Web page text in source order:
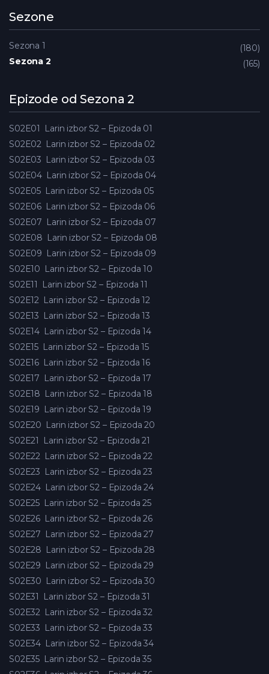
Sezone
Sezona 1
180
Sezona 2
165
Epizode od Sezona 2
S02E01
Larin izbor S2 – Epizoda 01
S02E02 Larin izbor S2 – Epizoda 02
S02E03 Larin izbor S2 – Epizoda 03
S02E04 Larin izbor S2 – Epizoda 04
S02E05 Larin izbor S2 – Epizoda 05
S02E06 Larin izbor S2 – Epizoda 06
S02E07 Larin izbor S2 – Epizoda 07
S02E08 Larin izbor S2 – Epizoda 08
S02E09 Larin izbor S2 – Epizoda 09
S02E10 Larin izbor S2 – Epizoda 10
S02E11
Larin izbor S2 – Epizoda 11
S02E12 Larin izbor S2 – Epizoda 12
S02E13 Larin izbor S2 – Epizoda 13
S02E14 Larin izbor S2 – Epizoda 14
S02E15 Larin izbor S2 – Epizoda 15
S02E16 Larin izbor S2 – Epizoda 16
S02E17 Larin izbor S2 – Epizoda 17
S02E18 Larin izbor S2 – Epizoda 18
S02E19 Larin izbor S2 – Epizoda 19
S02E20 Larin izbor S2 – Epizoda 20
S02E21
Larin izbor S2 – Epizoda 21
S02E22 Larin izbor S2 – Epizoda 22
S02E23 Larin izbor S2 – Epizoda 23
S02E24 Larin izbor S2 – Epizoda 24
S02E25 Larin izbor S2 – Epizoda 25
S02E26 Larin izbor S2 – Epizoda 26
S02E27 Larin izbor S2 – Epizoda 27
S02E28 Larin izbor S2 – Epizoda 28
S02E29 Larin izbor S2 – Epizoda 29
S02E30 Larin izbor S2 – Epizoda 30
S02E31
Larin izbor S2 – Epizoda 31
S02E32 Larin izbor S2 – Epizoda 32
S02E33 Larin izbor S2 – Epizoda 33
S02E34 Larin izbor S2 – Epizoda 34
S02E35 Larin izbor S2 – Epizoda 35